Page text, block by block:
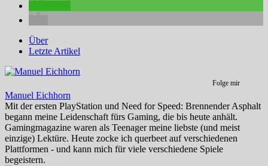
Über
Letzte Artikel
Folge mir
Manuel Eichhorn
Mit der ersten PlayStation und Need for Speed: Brennender Asphalt
begann meine Leidenschaft fürs Gaming, die bis heute anhält.
Gamingmagazine waren als Teenager meine liebste (und meist
einzige) Lektüre. Heute zocke ich querbeet auf verschiedenen
Plattformen - und kann mich für viele verschiedene Spiele
begeistern.